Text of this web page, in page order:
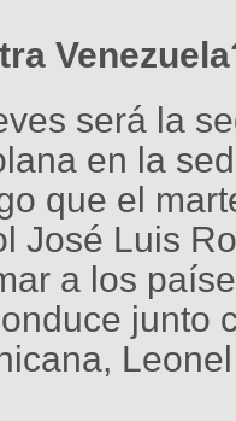
será la
en la
que el
José Luis
a los
junto